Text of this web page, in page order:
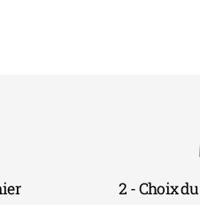
2 - Choix